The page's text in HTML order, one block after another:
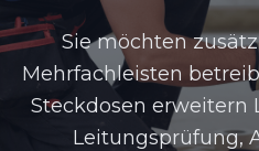
Sie möchten
Mehrfachleisten
Steckdosen erweitern
Leitungsprüfung,